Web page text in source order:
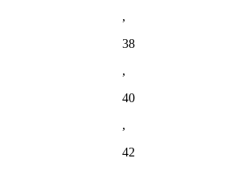
,
38
,
40
,
42